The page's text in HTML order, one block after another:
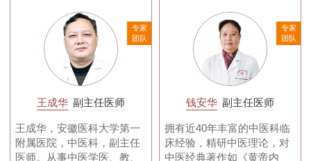
王成华 副主任医师
王成华，安徽医科大学第一
附属医院，中医科，副主任
医师。从事中医学医、教、
专家
团队
钱安华 副主任医师
拥有近40年丰富的中医科临
床经验，精研中医理论，对
中医经典著作如《黄帝内
专家
团队